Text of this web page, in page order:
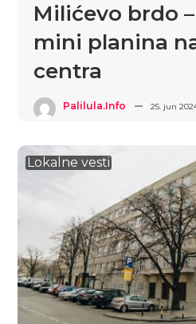
Milićevo brdo
mini planina
centra
Palilula.info 25. jun
Lokalne vesti